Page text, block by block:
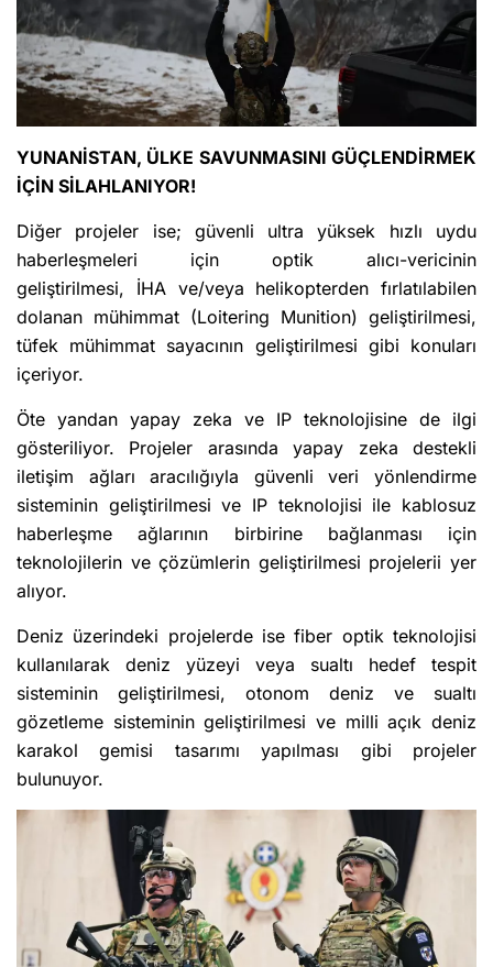
YUNANİSTAN, ÜLKE SAVUNMASINI GÜÇLENDİRMEK
İÇİN SİLAHLANIYOR!
Diğer projeler ise; güvenli ultra yüksek hızlı uydu
haberleşmeleri için optik alıcı-vericinin
geliştirilmesi, İHA ve/veya helikopterden fırlatılabilen
dolanan mühimmat (Loitering Munition) geliştirilmesi,
tüfek mühimmat sayacının geliştirilmesi gibi konuları
içeriyor.
Öte yandan yapay zeka ve IP teknolojisine de ilgi
gösteriliyor. Projeler arasında yapay zeka destekli
iletişim ağları aracılığıyla güvenli veri yönlendirme
sisteminin geliştirilmesi ve IP teknolojisi ile kablosuz
haberleşme ağlarının birbirine bağlanması için
teknolojilerin ve çözümlerin geliştirilmesi projelerii yer
alıyor.
Deniz üzerindeki projelerde ise fiber optik teknolojisi
kullanılarak deniz yüzeyi veya sualtı hedef tespit
sisteminin geliştirilmesi, otonom deniz ve sualtı
gözetleme sisteminin geliştirilmesi ve milli açık deniz
karakol gemisi tasarımı yapılması gibi projeler
bulunuyor.